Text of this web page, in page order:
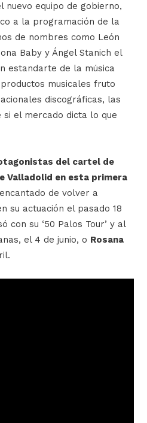
nuevo equipo de gobierno,
a la programación de la
de nombres como León
Baby y Ángel Stanich el
estandarte de la música
musicales fruto
discográficas, las
el mercado dicta lo que
del cartel de
Valladolid en esta primera
de volver a
su actuación el pasado 18
con su ‘50 Palos Tour’ y al
el 4 de junio, o Rosana